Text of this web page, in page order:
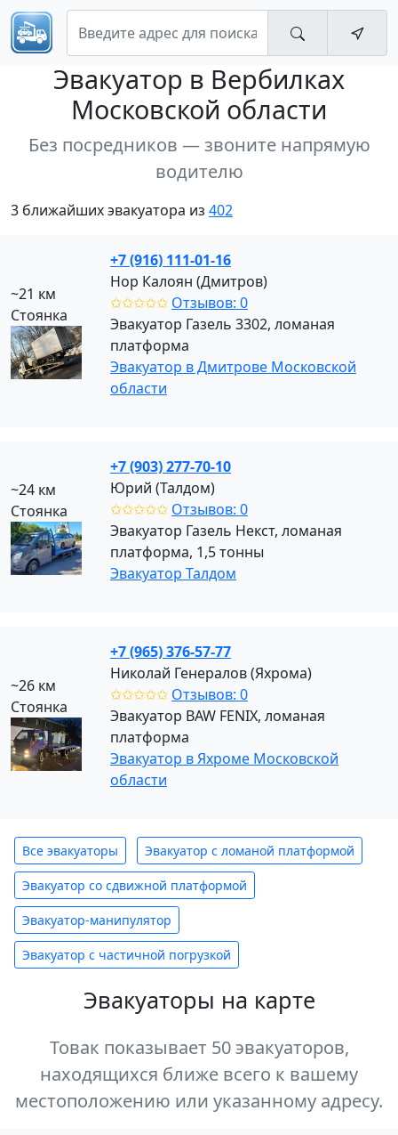
Эвакуатор в Вербилках
Московской области
Без посредников — звоните напрямую
водителю
3 ближайших эвакуатора из 402
~21 км
Стоянка
+7 (916) 111-01-16
Нор Калоян (Дмитров)
✩✩✩✩✩ Отзывов: 0
Эвакуатор Газель 3302, ломаная
платформа
Эвакуатор в Дмитрове Московской
области
~24 км
Стоянка
+7 (903) 277-70-10
Юрий (Талдом)
✩✩✩✩✩ Отзывов: 0
Эвакуатор Газель Некст, ломаная
платформа, 1,5 тонны
Эвакуатор Талдом
~26 км
Стоянка
+7 (965) 376-57-77
Николай Генералов (Яхрома)
✩✩✩✩✩ Отзывов: 0
Эвакуатор BAW FENIX, ломаная
платформа
Эвакуатор в Яхроме Московской
области
Все эвакуаторы Эвакуатор с ломаной платформой
Эвакуатор со сдвижной платформой
Эвакуатор-манипулятор
Эвакуатор с частичной погрузкой
Эвакуаторы на карте
Товак показывает 50 эвакуаторов,
находящихся ближе всего к вашему
местоположению или указанному адресу.